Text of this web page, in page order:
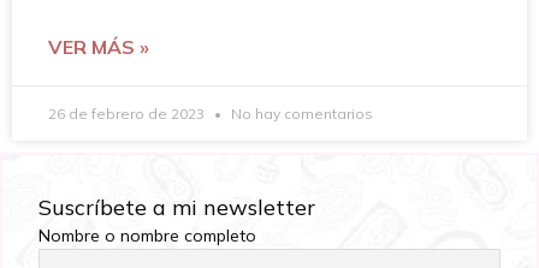
VER MÁS »
26 de febrero de 2023 No hay comentarios
Suscríbete a mi newsletter
Nombre o nombre completo